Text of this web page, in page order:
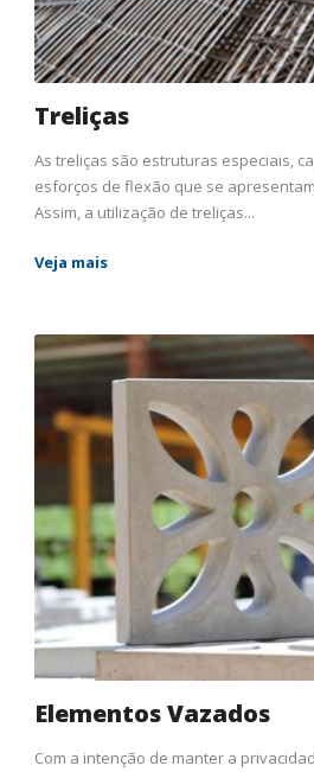
Treliças
As treliças são estruturas especiais,
esforços de flexão que se
Assim, a utilização de treliças...
Veja mais
Elementos Vazados
Com a intenção de manter a